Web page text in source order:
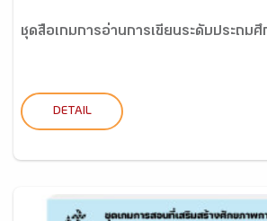
ชุดสื่อเกมการอ่านการเขียนระดับประถมศึ
DETAIL